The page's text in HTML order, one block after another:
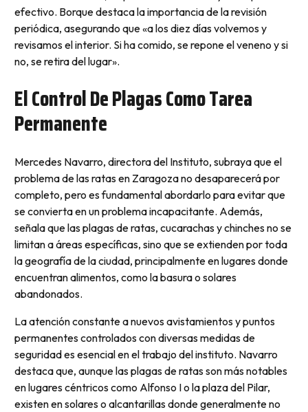
efectivo. Borque destaca la importancia de la revisión
periódica, asegurando que «a los diez días volvemos y
revisamos el interior. Si ha comido, se repone el veneno y si
no, se retira del lugar».
El Control De Plagas Como Tarea
Permanente
Mercedes Navarro, directora del Instituto, subraya que el
problema de las ratas en Zaragoza no desaparecerá por
completo, pero es fundamental abordarlo para evitar que
se convierta en un problema incapacitante. Además,
señala que las plagas de ratas, cucarachas y chinches no se
limitan a áreas específicas, sino que se extienden por toda
la geografía de la ciudad, principalmente en lugares donde
encuentran alimentos, como la basura o solares
abandonados.
La atención constante a nuevos avistamientos y puntos
permanentes controlados con diversas medidas de
seguridad es esencial en el trabajo del instituto. Navarro
destaca que, aunque las plagas de ratas son más notables
en lugares céntricos como Alfonso I o la plaza del Pilar,
existen en solares o alcantarillas donde generalmente no